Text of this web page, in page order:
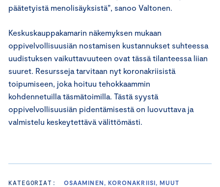
päätetyistä menolisäyksistä”, sanoo Valtonen.
Keskuskauppakamarin näkemyksen mukaan
oppivelvollisuusiän nostamisen kustannukset suhteessa
uudistuksen vaikuttavuuteen ovat tässä tilanteessa liian
suuret. Resursseja tarvitaan nyt koronakriisistä
toipumiseen, joka hoituu tehokkaammin
kohdennetuilla täsmätoimilla. Tästä syystä
oppivelvollisuusiän pidentämisestä on luovuttava ja
valmistelu keskeytettävä välittömästi.
KATEGORIAT: OSAAMINEN, KORONAKRIISI, MUUT